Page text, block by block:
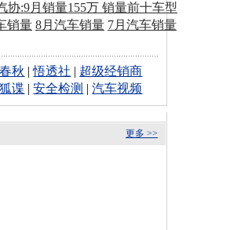
协:9月销量155万 销量前十车型
销量 8月汽车销量 7月汽车销量
秋 |悟透社 | 超级经销商
谍 |安全检测 |汽车视频
更多 >>